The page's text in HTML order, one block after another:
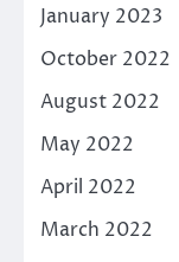
January 2023
October 2022
August 2022
May 2022
April 2022
March 2022